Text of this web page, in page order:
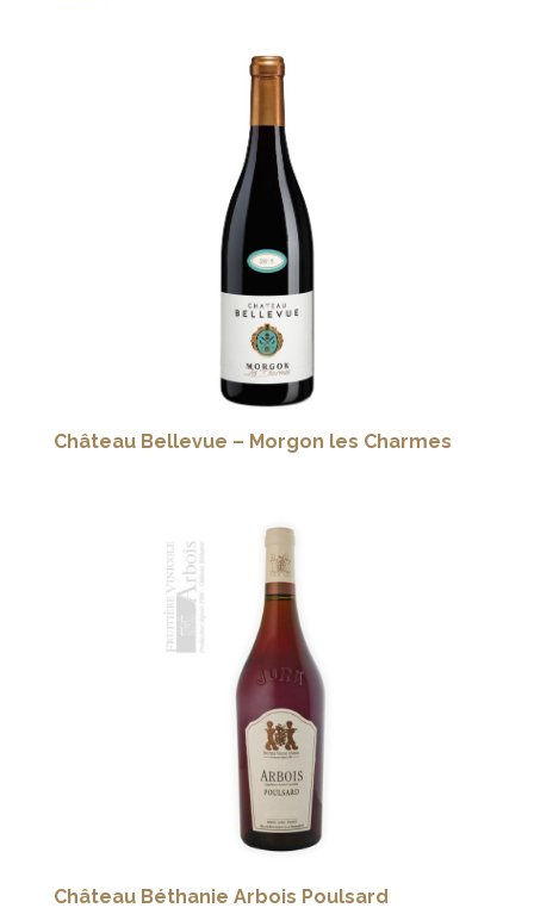
Château Bellevue – Morgon les Charmes
Château Béthanie Arbois Poulsard